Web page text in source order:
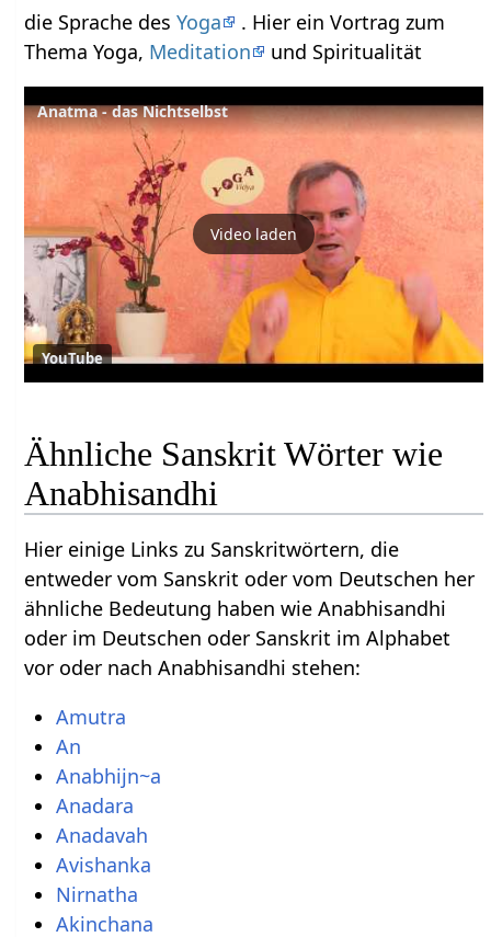
die Sprache desYoga
. Hier ein Vortrag zum
Thema Yoga, Meditation und Spiritualität
Anatma - das Nichtselbst
Video laden
YouTube
Ähnliche Sanskrit Wörter wie
Anabhisandhi
Hier einige Links zu Sanskritwörtern, die
entweder vom Sanskrit oder vom Deutschen her
ähnliche Bedeutung haben wie Anabhisandhi
oder im Deutschen oder Sanskrit im Alphabet
vor oder nach Anabhisandhi stehen:
Amutra
An
Anabhijn~a
Anadara
Anadavah
Avishanka
Nirnatha
Akinchana